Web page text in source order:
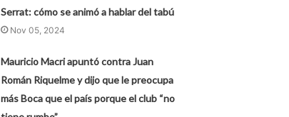
Serrat: cómo se animó a hablar del tabú
Nov 05, 2024
Mauricio Macri apuntó contra Juan
Román Riquelme y dijo que le preocupa
más Boca que el país porque el club “no